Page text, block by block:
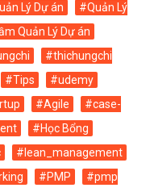
Lý Dự án
#Quản Lý
Quản Lý Dự án
#thichungchi
#Tips
#udemy
#Agile
#case-
#Học Bổng
#lean_management
#PMP
#pmp